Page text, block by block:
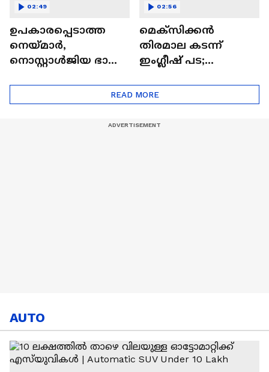
ഉപകാരപ്പെടാത്ത
നെയ്‌മാർ,
നൊസ്റ്റാൾജിയ ഭാരം;
തോറ്റു? | Brazil | FIFA
02:49
മെക്‌സിക്കന്‍
തിരമാല കടന്ന്
ഇംഗ്ലീഷ് പട;
ഗോളിന് ജയം
02:56
READ MORE
AUTO